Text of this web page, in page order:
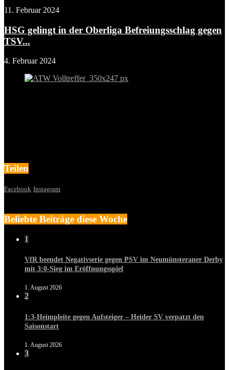
11. Februar 2024
HSG gelingt in der Oberliga Befreiungsschlag gegen
TSV...
4. Februar 2024
Teilen
Facebook Instagram
Beliebte Beiträge diese Woche
1
VfR beendet Negativserie gegen PSV im Neumünsteraner Derby
mit 3:0-Sieg im Eröffnungsspiel
1. August 2026
2
1:3-Heimpleite gegen Aufsteiger – Heider SV verpatzt den
Saisonstart
1. August 2026
3